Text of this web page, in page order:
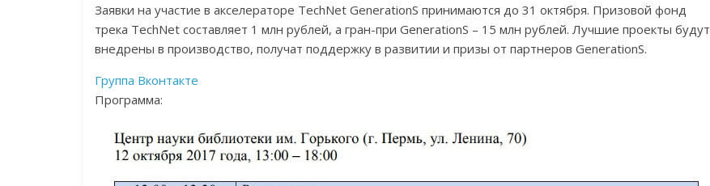
Заявки на участие в акселераторе TechNet GenerationS принимаются до 31 октября. Призовой фонд
трека TechNet составляет 1 млн рублей, а гран-при GenerationS – 15 млн рублей. Лучшие проекты будут
внедрены в производство, получат поддержку в развитии и призы от партнеров GenerationS.
Группа Вконтакте
Программа: